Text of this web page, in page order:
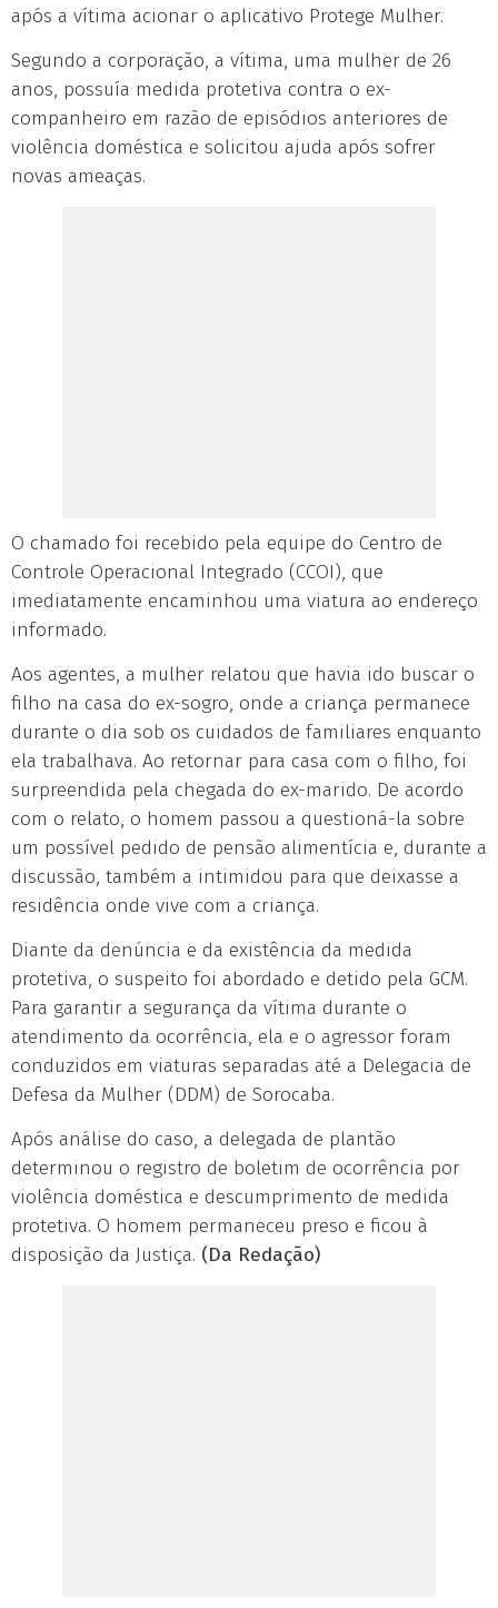
após a vítima acionar o aplicativo Protege Mulher.
Segundo a corporação, a vítima, uma mulher de 26
anos, possuía medida protetiva contra o ex-
companheiro em razão de episódios anteriores de
violência doméstica e solicitou ajuda após sofrer
novas ameaças.
O chamado foi recebido pela equipe do Centro de
Controle Operacional Integrado (CCOI), que
imediatamente encaminhou uma viatura ao endereço
informado.
Aos agentes, a mulher relatou que havia ido buscar o
filho na casa do ex-sogro, onde a criança permanece
durante o dia sob os cuidados de familiares enquanto
ela trabalhava. Ao retornar para casa com o filho, foi
surpreendida pela chegada do ex-marido. De acordo
com o relato, o homem passou a questioná-la sobre
um possível pedido de pensão alimentícia e, durante a
discussão, também a intimidou para que deixasse a
residência onde vive com a criança.
Diante da denúncia e da existência da medida
protetiva, o suspeito foi abordado e detido pela GCM.
Para garantir a segurança da vítima durante o
atendimento da ocorrência, ela e o agressor foram
conduzidos em viaturas separadas até a Delegacia de
Defesa da Mulher (DDM) de Sorocaba.
Após análise do caso, a delegada de plantão
determinou o registro de boletim de ocorrência por
violência doméstica e descumprimento de medida
protetiva. O homem permaneceu preso e ficou à
disposição da Justiça. (Da Redação)